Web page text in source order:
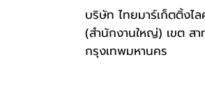
บริษัท ไทยมาร์เก็ตติ้งไ
(สำนักงานใหญ่) เขต สา
กรุงเทพมหานคร